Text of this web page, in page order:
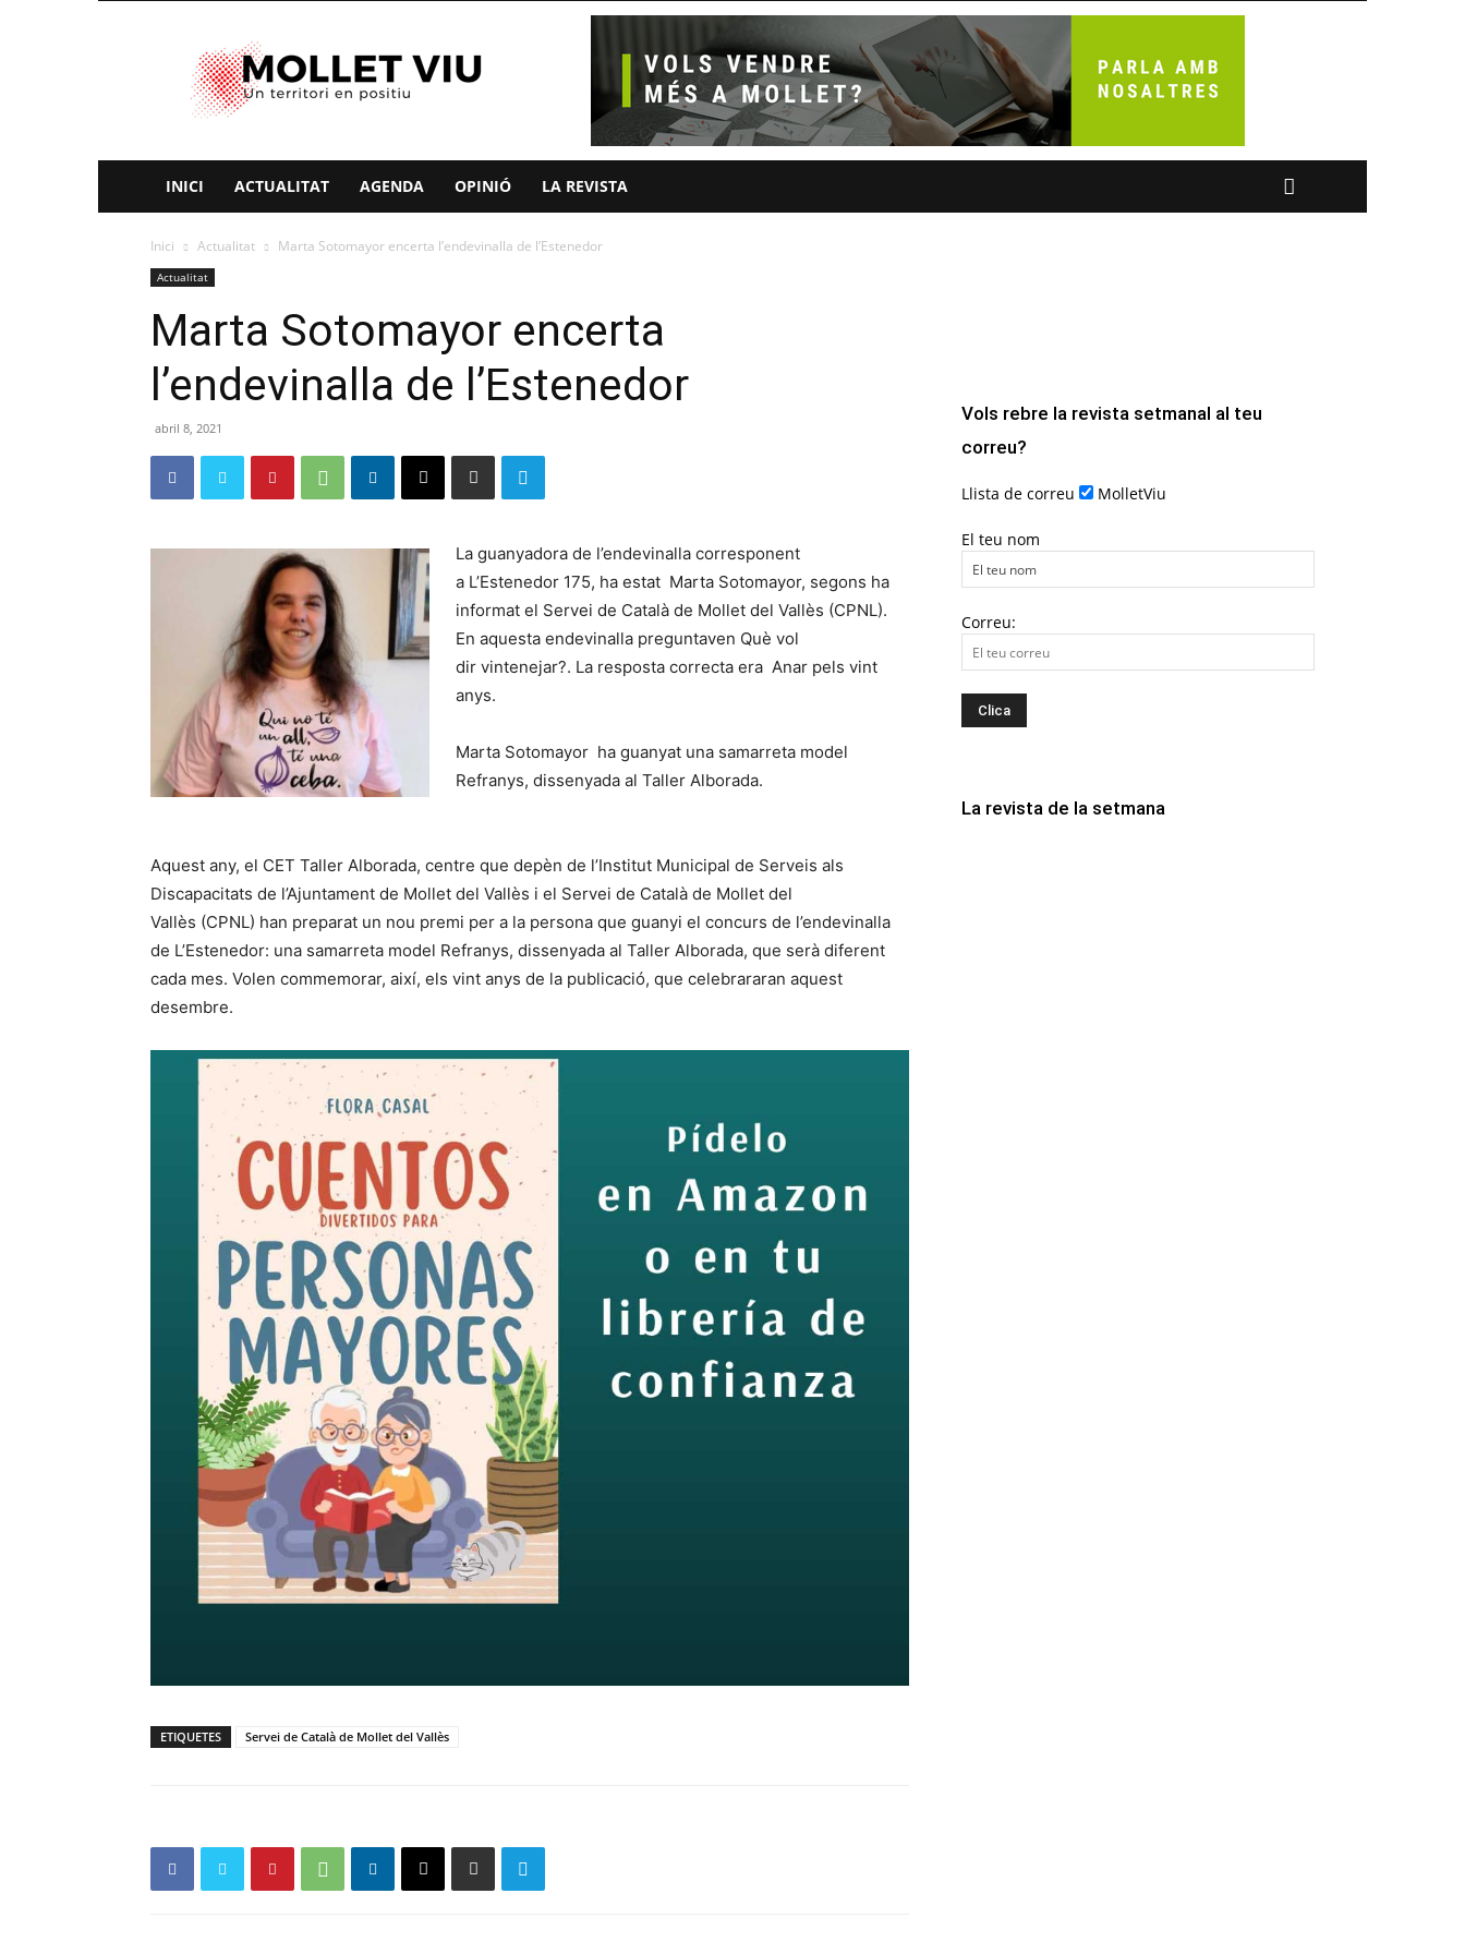
Mollet
Viu
INICI ACTUALITAT AGENDA OPINIÓ LA REVISTA
Inici Actualitat Marta Sotomayor encerta l’endevinalla de l’Estenedor
Actualitat
Marta Sotomayor encerta
l’endevinalla de l’Estenedor
abril 8, 2021
La guanyadora de l’endevinalla corresponent
a L’Estenedor 175, ha estat Marta Sotomayor, segons ha
informat el Servei de Català de Mollet del Vallès (CPNL).
En aquesta endevinalla preguntaven Què vol
dir vintenejar?. La resposta correcta era Anar pels vint
anys.
Marta Sotomayor ha guanyat una samarreta model
Refranys, dissenyada al Taller Alborada.
Aquest any, el CET Taller Alborada, centre que depèn de l’Institut Municipal de Serveis als
Discapacitats de l’Ajuntament de Mollet del Vallès i el Servei de Català de Mollet del
Vallès (CPNL) han preparat un nou premi per a la persona que guanyi el concurs de l’endevinalla
de L’Estenedor: una samarreta model Refranys, dissenyada al Taller Alborada, que serà diferent
cada mes. Volen commemorar, així, els vint anys de la publicació, que celebrararan aquest
desembre.
ETIQUETES Servei de Català de Mollet del Vallès
Vols rebre la revista setmanal al teu
correu?
Llista de correu MolletViu
El teu nom
Correu:
La revista de la setmana